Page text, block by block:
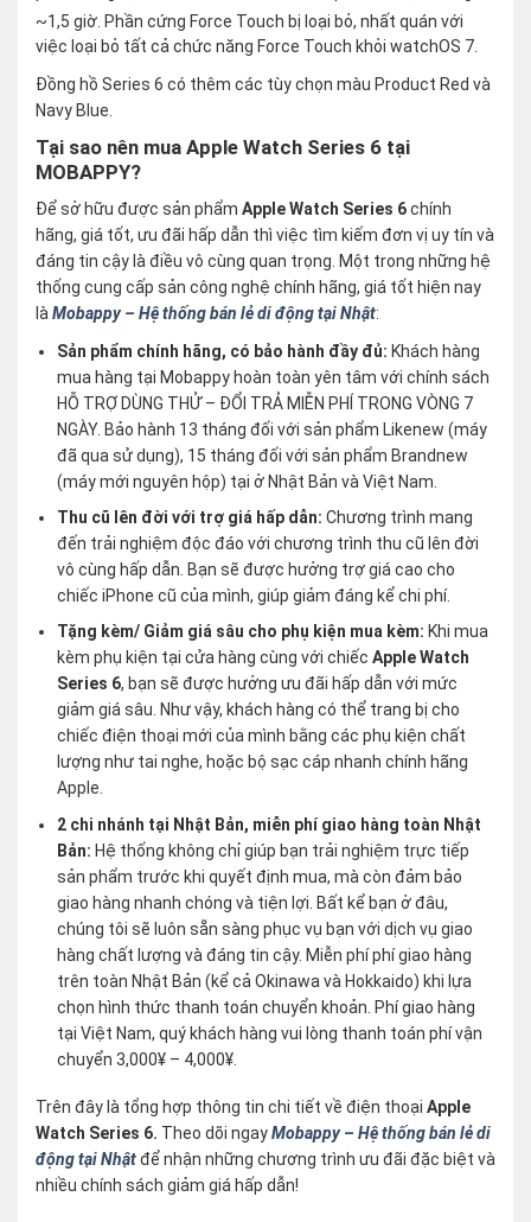
~1,5 giờ. Phần cứng Force Touch bị loại bỏ, nhất quán với
việc loại bỏ tất cả chức năng Force Touch khỏi watchOS 7.
Đồng hồ Series 6 có thêm các tùy chọn màu Product Red và
Navy Blue.
Tại sao nên mua Apple Watch Series 6 tại
MOBAPPY?
Để sở hữu được sản phẩm Apple Watch Series 6chính
hãng, giá tốt, ưu đãi hấp dẫn thì việc tìm kiếm đơn vị uy tín và
đáng tin cậy là điều vô cùng quan trọng. Một trong những hệ
thống cung cấp sản công nghệ chính hãng, giá tốt hiện nay
là Mobappy – Hệ thống bán lẻ di động tại Nhật:
Sản phẩm chính hãng, có bảo hành đầy đủ: Khách hàng
mua hàng tại Mobappy hoàn toàn yên tâm với chính sách
HỖ TRỢ DÙNG THỬ – ĐỔI TRẢ MIỄN PHÍ TRONG VÒNG 7
NGÀY. Bảo hành 13 tháng đối với sản phẩm Likenew (máy
đã qua sử dụng), 15 tháng đối với sản phẩm Brandnew
(máy mới nguyên hộp) tại ở Nhật Bản và Việt Nam.
Thu cũ lên đời với trợ giá hấp dẫn:Chương trình mang
đến trải nghiệm độc đáo với chương trình thu cũ lên đời
vô cùng hấp dẫn. Bạn sẽ được hưởng trợ giá cao cho
chiếc iPhone cũ của mình, giúp giảm đáng kể chi phí.
Tặng kèm/ Giảm giá sâu cho phụ kiện mua kèm: Khi mua
kèm phụ kiện tại cửa hàng cùng với chiếcApple Watch
Series 6, bạn sẽ được hưởng ưu đãi hấp dẫn với mức
giảm giá sâu. Như vậy, khách hàng có thể trang bị cho
chiếc điện thoại mới của mình bằng các phụ kiện chất
lượng như tai nghe, hoặc bộ sạc cáp nhanh chính hãng
Apple.
2 chi nhánh tại Nhật Bản, miễn phí giao hàng toàn Nhật
Bản: Hệ thống không chỉ giúp bạn trải nghiệm trực tiếp
sản phẩm trước khi quyết định mua, mà còn đảm bảo
giao hàng nhanh chóng và tiện lợi. Bất kể bạn ở đâu,
chúng tôi sẽ luôn sẵn sàng phục vụ bạn với dịch vụ giao
hàng chất lượng và đáng tin cậy. Miễn phí phí giao hàng
trên toàn Nhật Bản (kể cả Okinawa và Hokkaido) khi lựa
chọn hình thức thanh toán chuyển khoản. Phí giao hàng
tại Việt Nam, quý khách hàng vui lòng thanh toán phí vận
chuyển 3,000¥ – 4,000¥.
Trên đây là tổng hợp thông tin chi tiết về điện thoại Apple
Watch Series 6. Theo dõi ngayMobappy – Hệ thống bán lẻ di
động tại Nhậtđể nhận những chương trình ưu đãi đặc biệt và
nhiều chính sách giảm giá hấp dẫn!